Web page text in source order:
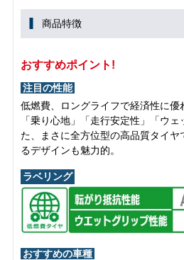
商品特徴
おすすめポイント!
注目の性能
低燃費、ロングライフで経済性に優
「乗り心地」「走行安定性」「ウ
た、まさに全方位型の高品質タイヤ
るデザインも魅力的。
ラベリング
おすすめの車種